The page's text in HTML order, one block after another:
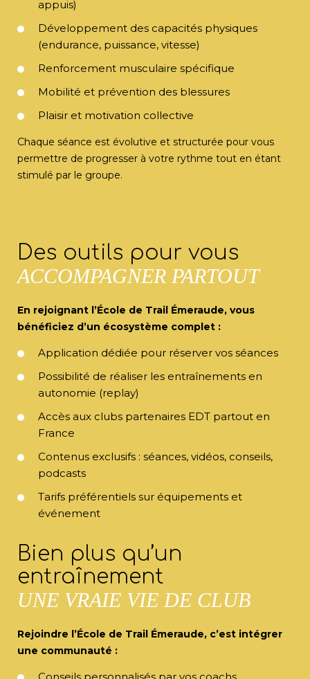
appuis)
Développement des capacités physiques
(endurance, puissance, vitesse)
Renforcement musculaire spécifique
Mobilité et prévention des blessures
Plaisir et motivation collective
Chaque séance est évolutive et structurée pour vous
permettre de progresser à votre rythme tout en étant
stimulé par le groupe.
Des outils pour vous
ACCOMPAGNER PARTOUT
En rejoignant l’École de Trail Émeraude, vous
bénéficiez d’un écosystème complet :
Application dédiée pour réserver vos séances
Possibilité de réaliser les entraînements en
autonomie (replay)
Accès aux clubs partenaires EDT partout en
France
Contenus exclusifs : séances, vidéos, conseils,
podcasts
Tarifs préférentiels sur équipements et
événement
Bien plus qu’un
entraînement
UNE VRAIE VIE DE CLUB
Rejoindre l’École de Trail Émeraude, c’est intégrer
une communauté :